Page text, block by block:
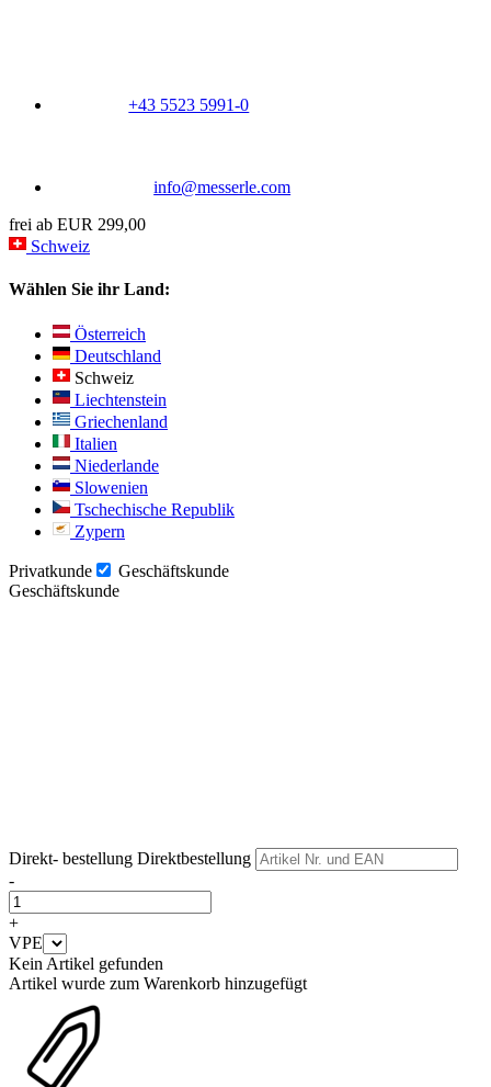
+43 5523 5991-0
info@messerle.com
frei ab EUR 299,00
Schweiz
Wählen Sie ihr Land:
Österreich
Deutschland
Schweiz
Liechtenstein
Griechenland
Italien
Niederlande
Slowenien
Tschechische Republik
Zypern
Privatkunde
Geschäftskunde
Geschäftskunde
Direkt- bestellung Direktbestellung
-
+
VPE
Kein Artikel gefunden
Artikel wurde zum Warenkorb hinzugefügt